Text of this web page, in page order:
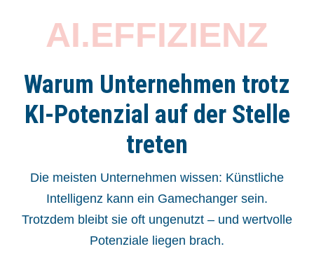
AI.EFFIZIENZ
Warum Unternehmen trotz
KI-Potenzial auf der Stelle
treten
Die meisten Unternehmen wissen: Künstliche
Intelligenz kann ein Gamechanger sein.
Trotzdem bleibt sie oft ungenutzt – und wertvolle
Potenziale liegen brach.